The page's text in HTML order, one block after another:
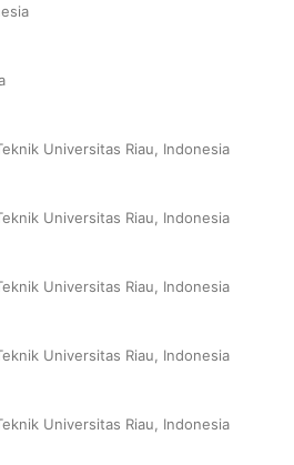
Universitas Riau, Indonesia
Universitas Riau, Indonesia
Universitas Riau, Indonesia
Universitas Riau, Indonesia
Universitas Riau, Indonesia